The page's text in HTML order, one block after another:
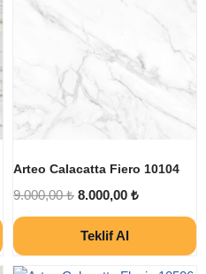
Arteo Calacatta Fiero 10104
9.000,00₺ 8.000,00 ₺
Teklif Al